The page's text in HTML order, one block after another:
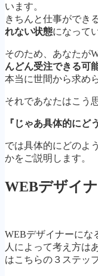
います。
きちんと仕事ができ
れない状態になって
そのため、あなたが
んどん受注できる可
本当に世間から求め
それであなたはこう
『じゃあ具体的にど
では具体的にどのよ
かをご説明します。
WEBデザイ
WEBデザイナーにな
人によって考え方は
はこちらの３ステッ